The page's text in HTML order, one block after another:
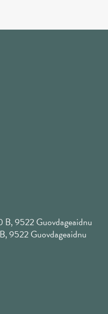
B, 9522 Guovdageaidnu
9522 Guovdageaidnu